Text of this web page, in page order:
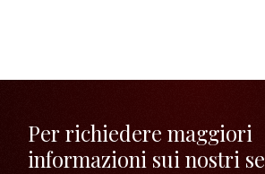
Per richiedere maggiori
informazioni sui nostri